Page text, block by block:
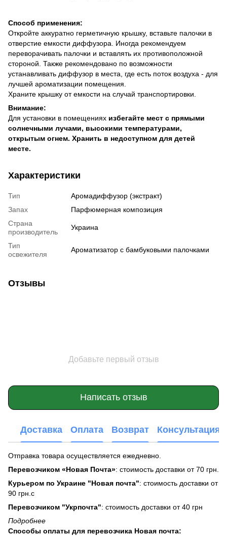
Способ применения:
Откройте аккуратно герметичную крышку, вставьте палочки в
отверстие емкости диффузора. Иногда рекомендуем
переворачивать палочки и вставлять их противоположной
стороной. Также рекомендовано по возможности
устанавливать диффузор в места, где есть поток воздуха - для
лучшей ароматизации помещения.
Храните крышку от емкости на случай транспортировки.
Внимание:
Для установки в помещениях избегайте мест с прямыми
солнечными лучами, высокими температурами,
открытым огнем. Хранить в недоступном для детей
месте.
Характеристики
Тип
Аромадиффузор (экстракт)
Запах
Парфюмерная композиция
Страна
производитель
Украина
Тип
освежителя
Ароматизатор с бамбуковыми палочками
Отзывы
Добавьте первый отзыв
Написать отзыв
Доставка Оплата Возврат Консультация
Отправка товара осуществляется ежедневно.
Перевозчиком «Новая Почта»: стоимость доставки от 70 грн.
Курьером по Украине "Новая почта": стоимость доставки от
90 грн.с
Перевозчиком "Укрпочта": стоимость доставки от 40 грн
Подробнее
Способы оплаты для перевозчика Новая почта: